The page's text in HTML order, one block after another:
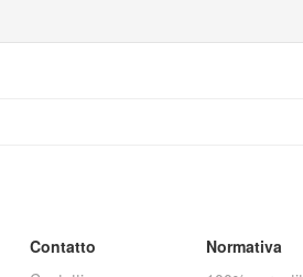
Contatto
Normativa